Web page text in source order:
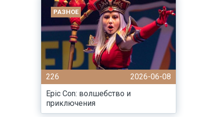
РАЗНОЕ
226
2026-06-08
Epic Con: волшебство и
приключения